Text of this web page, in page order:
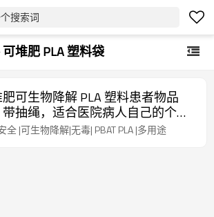
搜索词
可堆肥 PLA 塑料袋
可生物降解 PLA 塑料患者物品
抽绳，适合医院病人自己的个人
全 |可生物降解|无毒| PBAT PLA |多用途